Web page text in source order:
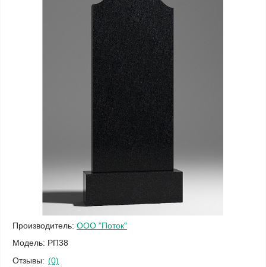
Производитель: ООО "Поток"
Модель: РП38
Отзывы: (0)